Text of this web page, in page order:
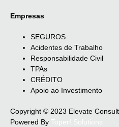
Empresas
SEGUROS
Acidentes de Trabalho
Responsabilidade Civil
TPAs
CRÉDITO
Apoio ao Investimento
Copyright © 2023 Elevate
Powered By